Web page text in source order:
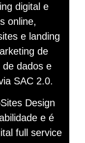
digital e
online,
e landing
de
de dados e
SAC 2.0.
Design
e é
full service